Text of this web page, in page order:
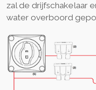
zal de drijfschakelaar
water overboord